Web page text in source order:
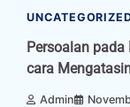
Persoalan
cara
Admin